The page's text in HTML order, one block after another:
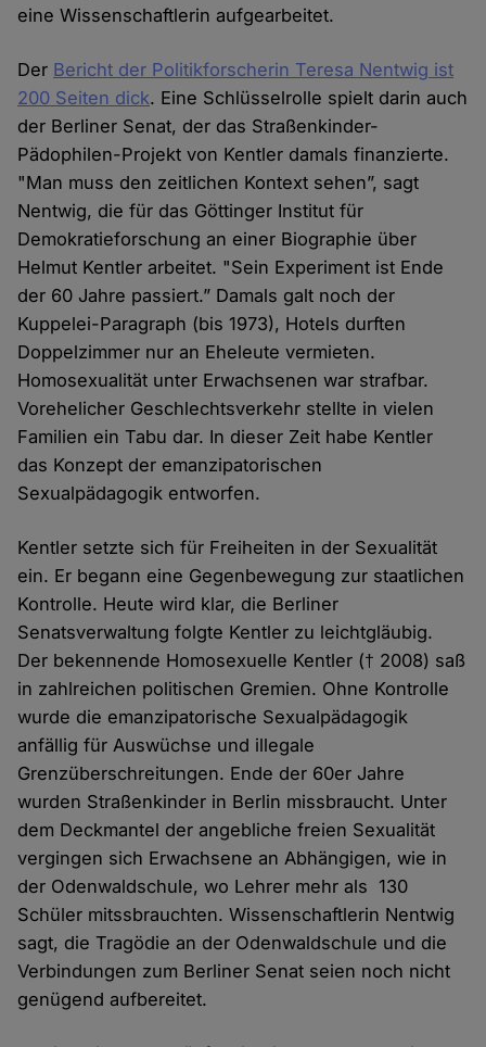
eine Wissenschaftlerin aufgearbeitet.
Der Bericht der Politikforscherin Teresa Nentwig ist
200 Seiten dick. Eine Schlüsselrolle spielt darin auch
der Berliner Senat, der das Straßenkinder-
Pädophilen-Projekt von Kentler damals finanzierte.
"Man muss den zeitlichen Kontext sehen”, sagt
Nentwig, die für das Göttinger Institut für
Demokratieforschung an einer Biographie über
Helmut Kentler arbeitet. "Sein Experiment ist Ende
der 60 Jahre passiert.” Damals galt noch der
Kuppelei-Paragraph (bis 1973), Hotels durften
Doppelzimmer nur an Eheleute vermieten.
Homosexualität unter Erwachsenen war strafbar.
Vorehelicher Geschlechtsverkehr stellte in vielen
Familien ein Tabu dar. In dieser Zeit habe Kentler
das Konzept der emanzipatorischen
Sexualpädagogik entworfen.
Kentler setzte sich für Freiheiten in der Sexualität
ein. Er begann eine Gegenbewegung zur staatlichen
Kontrolle. Heute wird klar, die Berliner
Senatsverwaltung folgte Kentler zu leichtgläubig.
Der bekennende Homosexuelle Kentler († 2008) saß
in zahlreichen politischen Gremien. Ohne Kontrolle
wurde die emanzipatorische Sexualpädagogik
anfällig für Auswüchse und illegale
Grenzüberschreitungen. Ende der 60er Jahre
wurden Straßenkinder in Berlin missbraucht. Unter
dem Deckmantel der angebliche freien Sexualität
vergingen sich Erwachsene an Abhängigen, wie in
der Odenwaldschule, wo Lehrer mehr als 130
Schüler mitssbrauchten. Wissenschaftlerin Nentwig
sagt, die Tragödie an der Odenwaldschule und die
Verbindungen zum Berliner Senat seien noch nicht
genügend aufbereitet.